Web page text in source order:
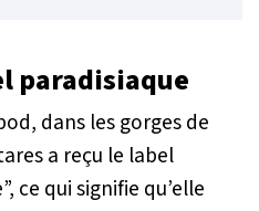
paradisiaque
dans les gorges de
a reçu le label
ce qui signifie qu’elle